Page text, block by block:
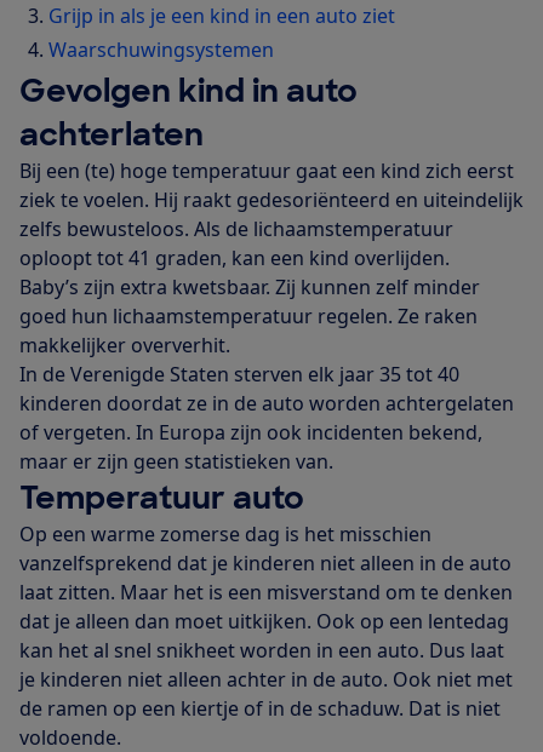
Grijp in als je een kind in een auto ziet
Waarschuwingsystemen
Gevolgen kind in auto
achterlaten
Bij een (te) hoge temperatuur gaat een kind zich eerst
ziek te voelen. Hij raakt gedesoriënteerd en uiteindelijk
zelfs bewusteloos. Als de lichaamstemperatuur
oploopt tot 41 graden, kan een kind overlijden.
Baby’s zijn extra kwetsbaar. Zij kunnen zelf minder
goed hun lichaamstemperatuur regelen. Ze raken
makkelijker oververhit.
In de Verenigde Staten sterven elk jaar 35 tot 40
kinderen doordat ze in de auto worden achtergelaten
of vergeten. In Europa zijn ook incidenten bekend,
maar er zijn geen statistieken van.
Temperatuur auto
Op een warme zomerse dag is het misschien
vanzelfsprekend dat je kinderen niet alleen in de auto
laat zitten. Maar het is een misverstand om te denken
dat je alleen dan moet uitkijken. Ook op een lentedag
kan het al snel snikheet worden in een auto. Dus laat
je kinderen niet alleen achter in de auto. Ook niet met
de ramen op een kiertje of in de schaduw. Dat is niet
voldoende.